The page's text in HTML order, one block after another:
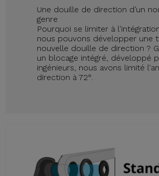
Une douille de direction d’un
genre
Pourquoi se limiter à
nous pouvons développer une
nouvelle douille de direction ?
un blocage intégré, développé
ingénieurs, nous avons limité
direction à 72°.